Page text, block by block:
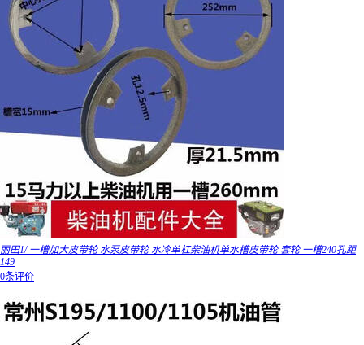
丽田1/ 一槽加大皮带轮 水泵皮带轮 水冷单杠柴油机单水槽皮带轮 套轮 一槽240孔距
149
0条评价